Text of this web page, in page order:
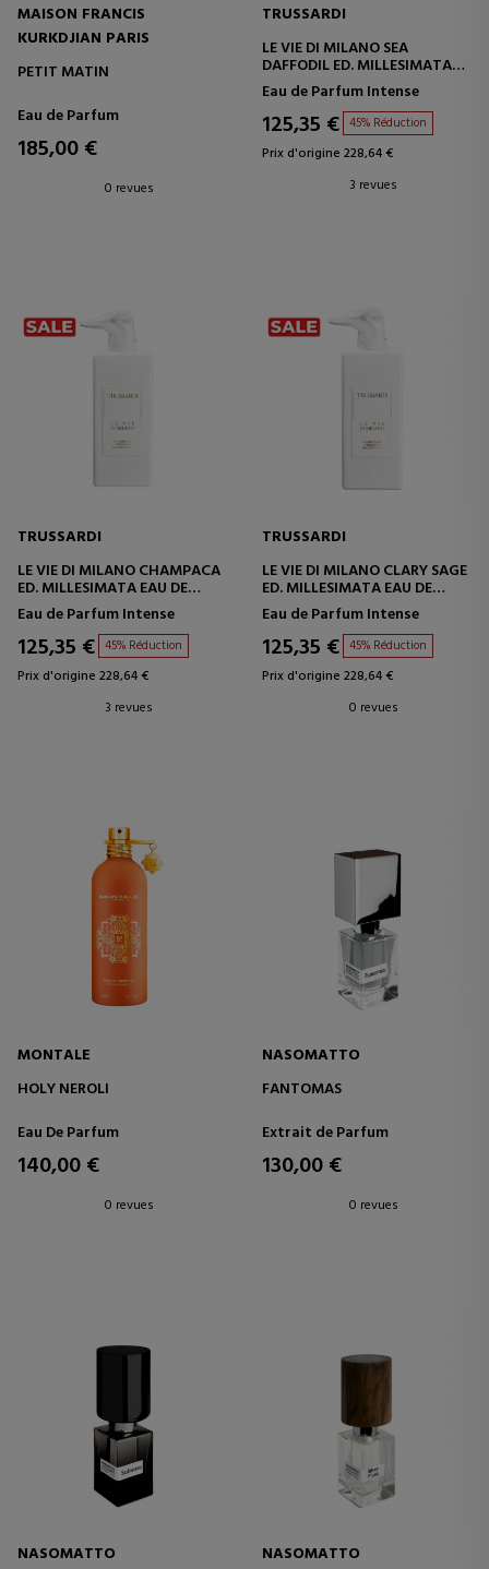
MAISON FRANCIS
KURKDJIAN PARIS
PETIT MATIN
Eau de Parfum
185,00 €
0 revues
TRUSSARDI
LE VIE DI MILANO SEA
DAFFODIL ED. MILLESIMATA
EAU DE PARFUM INTENSE
Eau de Parfum Intense
125,35 € 45% Réduction
Prix d'origine 228,64 €
3 revues
TRUSSARDI
LE VIE DI MILANO CHAMPACA
ED. MILLESIMATA EAU DE
PARFUM INTENSE
Eau de Parfum Intense
125,35 € 45% Réduction
Prix d'origine 228,64 €
3 revues
TRUSSARDI
LE VIE DI MILANO CLARY SAGE
ED. MILLESIMATA EAU DE
PARFUM INTENSE
Eau de Parfum Intense
125,35 € 45% Réduction
Prix d'origine 228,64 €
0 revues
MONTALE
HOLY NEROLI
Eau De Parfum
140,00 €
0 revues
NASOMATTO
FANTOMAS
Extrait de Parfum
130,00 €
0 revues
NASOMATTO NASOMATTO